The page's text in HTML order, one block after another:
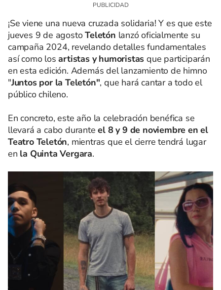
¡Se viene una nueva cruzada solidaria! Y es que este
jueves 9 de agostoTeletón lanzó oficialmente su
campaña 2024, revelando detalles fundamentales
así como losartistas y humoristasque participarán
en esta edición. Además del lanzamiento de himno
"Juntos por la Teletón", que hará cantar a todo el
público chileno.
En concreto, este año la celebración benéfica se
llevará a cabo duranteel 8 y 9 de noviembre en el
Teatro Teletón, mientras que el cierre tendrá lugar
en la Quinta Vergara.